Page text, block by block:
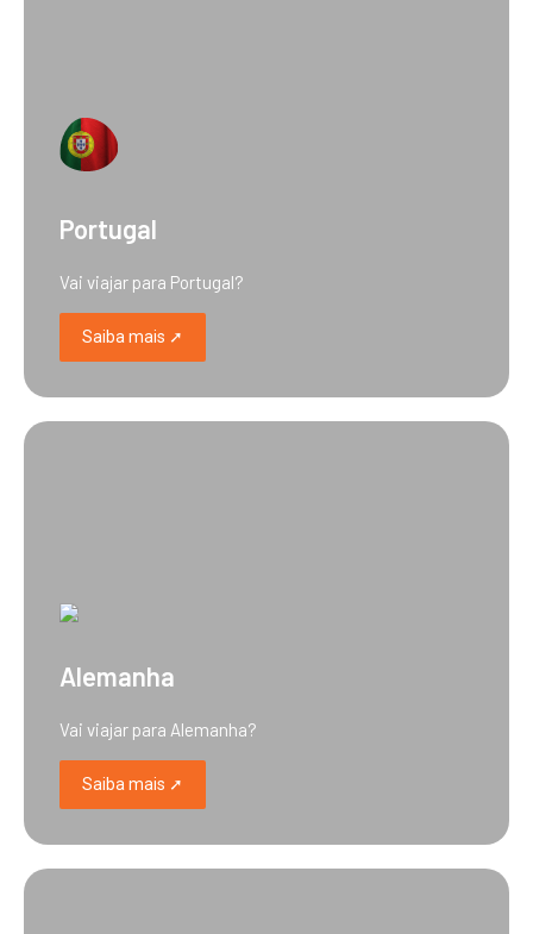
Portugal
Vai viajar para Portugal?
Saiba mais ➚
Alemanha
Vai viajar para Alemanha?
Saiba mais ➚